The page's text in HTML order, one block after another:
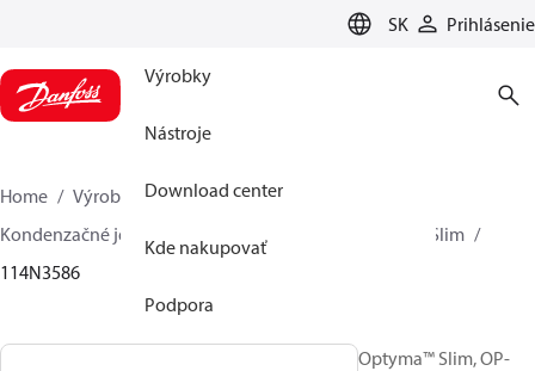
SK Prihlásenie
Výrobky
Nástroje
Download center
Kde nakupovať
Podpora
Home Výrobky
Climate Solutions pre chladenie
Kondenzačné jednotky
Optyma™ Slim
Optyma™ Slim
114N3586
Optyma™ Slim, OP-